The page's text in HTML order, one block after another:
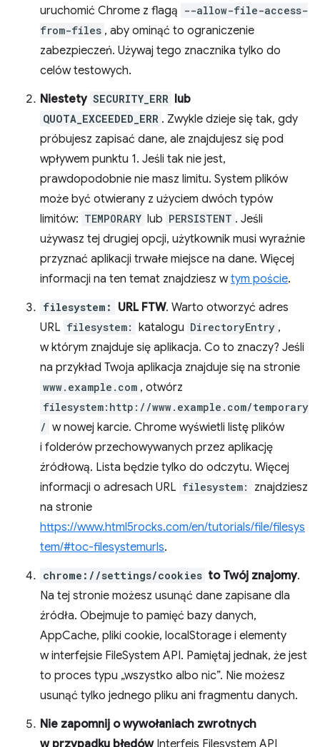
uruchomić Chrome z flagą --allow-file-access-
from-files , aby ominąć to ograniczenie
zabezpieczeń. Używaj tego znacznika tylko do
celów testowych.
Niestety SECURITY_ERR lub
QUOTA_EXCEEDED_ERR . Zwykle dzieje się tak, gdy
próbujesz zapisać dane, ale znajdujesz się pod
wpływem punktu 1. Jeśli tak nie jest,
prawdopodobnie nie masz limitu. System plików
może być otwierany z użyciem dwóch typów
limitów: TEMPORARY lub PERSISTENT . Jeśli
używasz tej drugiej opcji, użytkownik musi wyraźnie
przyznać aplikacji trwałe miejsce na dane. Więcej
informacji na ten temat znajdziesz wtym poście.
filesystem: URL FTW. Warto otworzyć adres
URL filesystem: katalogu DirectoryEntry ,
w którym znajduje się aplikacja. Co to znaczy? Jeśli
na przykład Twoja aplikacja znajduje się na stronie
www.example.com , otwórz
filesystem:http://www.example.com/temporary
/ w nowej karcie. Chrome wyświetli listę plików
i folderów przechowywanych przez aplikację
źródłową. Lista będzie tylko do odczytu. Więcej
informacji o adresach URL filesystem:
znajdziesz
na stronie
https://www.html5rocks.com/en/tutorials/file/filesys
tem/#toc-filesystemurls.
chrome://settings/cookies to Twój znajomy.
Na tej stronie możesz usunąć dane zapisane dla
źródła. Obejmuje to pamięć bazy danych,
AppCache, pliki cookie, localStorage i elementy
w interfejsie FileSystem API. Pamiętaj jednak, że jest
to proces typu „wszystko albo nic”. Nie możesz
usunąć tylko jednego pliku ani fragmentu danych.
Nie zapomnij o wywołaniach zwrotnych
w przypadku błędówInterfejs Filesystem API